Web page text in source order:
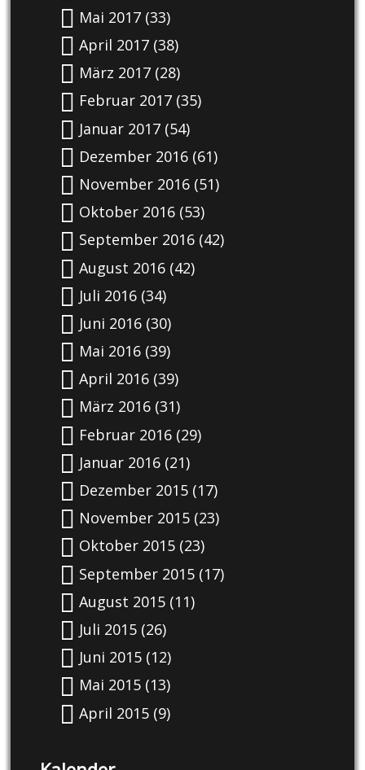
Mai 2017(33)
April 2017(38)
März 2017(28)
Februar 2017(35)
Januar 2017(54)
Dezember 2016(61)
November 2016(51)
Oktober 2016(53)
September 2016(42)
August 2016(42)
Juli 2016(34)
Juni 2016(30)
Mai 2016(39)
April 2016(39)
März 2016(31)
Februar 2016(29)
Januar 2016(21)
Dezember 2015(17)
November 2015(23)
Oktober 2015(23)
September 2015(17)
August 2015(11)
Juli 2015(26)
Juni 2015(12)
Mai 2015(13)
April 2015(9)